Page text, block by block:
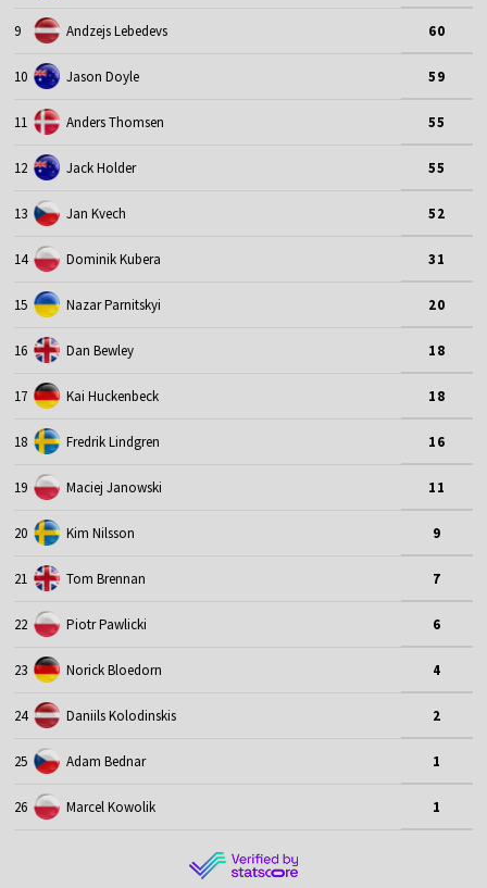
9 Andzejs Lebedevs 60
10 Jason Doyle 59
11 Anders Thomsen 55
12 Jack Holder 55
13 Jan Kvech 52
14 Dominik Kubera 31
15 Nazar Parnitskyi 20
16 Dan Bewley 18
17 Kai Huckenbeck 18
18 Fredrik Lindgren 16
19 Maciej Janowski 11
20 Kim Nilsson 9
21 Tom Brennan 7
22 Piotr Pawlicki 6
23 Norick Bloedorn 4
24 Daniils Kolodinskis 2
25 Adam Bednar 1
26 Marcel Kowolik 1